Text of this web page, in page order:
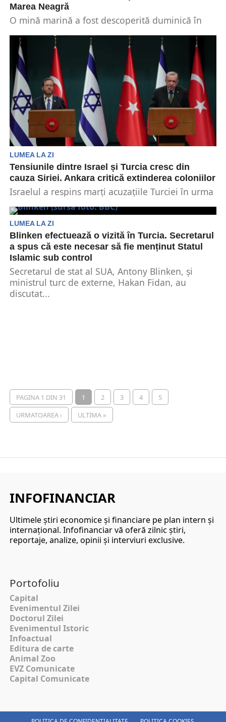
Marea Neagră
O mină marină a fost descoperită duminică în
la...
LUMEA LA ZI
Tensiunile dintre Israel și Turcia cresc din
cauza Siriei. Ankara critică extinderea coloniilor
Israelul a respins marți acuzațiile Turciei în urma
israeliene...
LUMEA LA ZI
Blinken efectuează o vizită în Turcia. Secretarul
a spus că este necesar să fie menținut Statul
Islamic sub control
Secretarul de stat al SUA, Antony Blinken, și
ministrul turc de externe, Hakan Fidan, au
discutat...
PAGINA 1 DIN 31 1 2 3 4
5
URMATOAREA ›
ULTIMA »
INFOFINANCIAR
Ultimele ştiri economice şi financiare pe plan intern şi
internaţional. Infofinanciar vă oferă zilnic ştiri,
reportaje, analize, opinii şi interviuri exclusive.
Portofoliu
Capital
Evenimentul Zilei
Doctorul Zilei
Evenimentul Istoric
Infoactual
Editura de carte
Animal Zoo
EVZ Comunicate
Capital Comunicate